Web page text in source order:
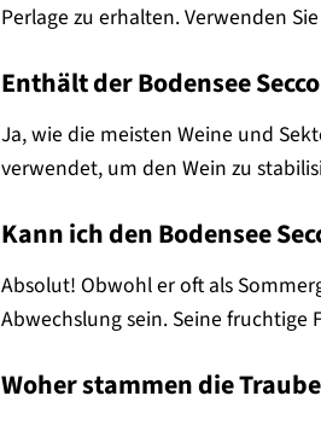
Perlage zu erhalten. Verwenden
Enthält der Bodensee
Ja, wie die meisten Weine und
verwendet, um den Wein zu
Kann ich den Bodensee
Absolut! Obwohl er oft als
Abwechslung sein. Seine
Woher stammen die